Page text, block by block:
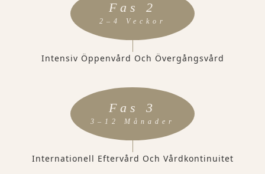
Fas 2
2–4 Veckor
Intensiv Öppenvård Och Övergångsvård
Fas 3
3–12 Månader
Internationell Eftervård Och Vårdkontinuitet